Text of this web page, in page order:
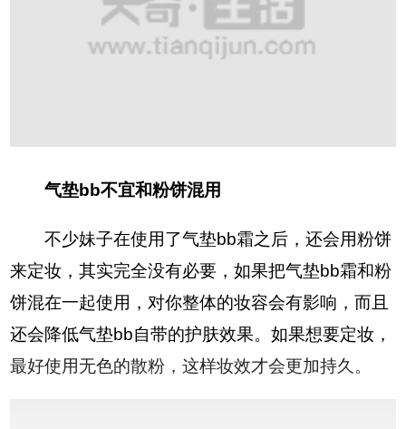
气垫bb不宜和粉饼混用
不少妹子在使用了气垫bb霜之后，还会用粉饼
来定妆，其实完全没有必要，如果把气垫bb霜和粉
饼混在一起使用，对你整体的妆容会有影响，而且
还会降低气垫bb自带的护肤效果。如果想要定妆，
最好使用无色的散粉，这样妆效才会更加持久。